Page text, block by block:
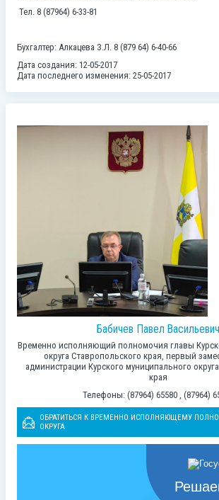
Тел. 8 (87964) 6-33-81
Бухгалтер: Алкацева З.Л. 8 (879 64) 6-40-66
Дата создания: 12-05-2017
Дата последнего изменения: 25-05-2017
Бабичев Павел Васильевич
Временно исполняющий полномочия главы
округа Ставропольского края, первый
администрации Курского муниципального
края
Телефоны: (87964) 65580 , (87964)
ОБРАТИТЬСЯ К ВРЕМЕННО ИСПОЛНЯЮЩЕМУ
ОКРУГА